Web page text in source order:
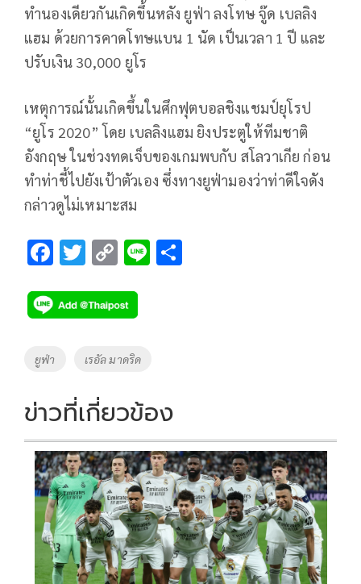
ทำนองเดียวกันเกิดขึ้นหลัง ยูฟ่า ลงโทษ จู๊ด เบลลิง
แฮม ด้วยการคาดโทษแบน 1 นัด เป็นเวลา 1 ปี และ
ปรับเงิน 30,000 ยูโร
เหตุการณ์นั้นเกิดขึ้นในศึกฟุตบอลชิงแชมป์ยุโรป
“ยูโร 2020” โดย เบลลิงแฮม ยิงประตูให้ทีมชาติ
อังกฤษ ในช่วงทดเจ็บของเกมพบกับ สโลวาเกีย ก่อน
ทำท่าชี้ไปยังเป้าตัวเอง ซึ่งทางยูฟ่ามองว่าท่าดีใจดัง
กล่าวดูไม่เหมาะสม
F
e
b
o
k
T
tt
er
C
p
y
Li
k
Li
Tags
ยูฟ่า เรอัล มาดริด
ข่าวที่เกี่ยวข้อง